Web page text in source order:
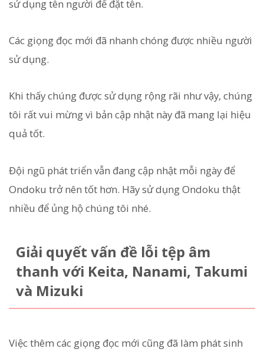
sử dụng tên người để đặt tên.
Các giọng đọc mới đã nhanh chóng được nhiều người
sử dụng.
Khi thấy chúng được sử dụng rộng rãi như vậy, chúng
tôi rất vui mừng vì bản cập nhật này đã mang lại hiệu
quả tốt.
Đội ngũ phát triển vẫn đang cập nhật mỗi ngày để
Ondoku trở nên tốt hơn. Hãy sử dụng Ondoku thật
nhiều để ủng hộ chúng tôi nhé.
Giải quyết vấn đề lỗi tệp âm
thanh với Keita, Nanami, Takumi
và Mizuki
Việc thêm các giọng đọc mới cũng đã làm phát sinh